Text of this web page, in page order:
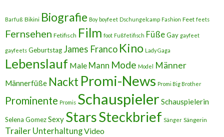
Barfuß Bikini Biografie Boy boyfeet Dschungelcamp Fashion Feet feets
Fernsehen Fetifisch Film foot Fußfetifisch FüßeGay gayfeet
gayfeets Geburtstag James Franco Kino Lady Gaga
Lebenslauf Male Mann Mode Model Männer
Männerfüße Nackt Promi-News Promi Big Brother
Prominente Promis Schauspieler Schauspielerin
Selena GomezSexy StarsSteckbrief Sänger Sängerin
Trailer UnterhaltungVideo